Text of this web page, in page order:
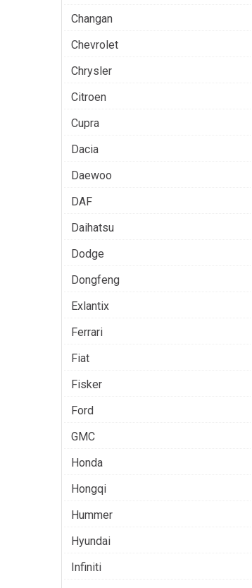
Changan
Chevrolet
Chrysler
Citroen
Cupra
Dacia
Daewoo
DAF
Daihatsu
Dodge
Dongfeng
Exlantix
Ferrari
Fiat
Fisker
Ford
GMC
Honda
Hongqi
Hummer
Hyundai
Infiniti